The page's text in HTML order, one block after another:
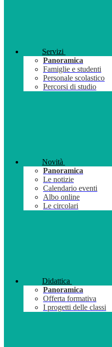
Servizi
Panoramica
Famiglie e studenti
Personale scolastico
Percorsi di studio
Novità
Panoramica
Le notizie
Calendario eventi
Albo online
Le circolari
Didattica
Panoramica
Offerta formativa
I progetti delle classi